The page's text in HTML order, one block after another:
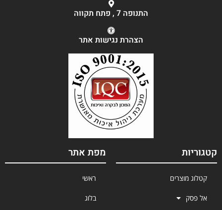
התנופה 7 , פתח תקווה
הצהרת נגישות אתר
קטגוריות
קטלוג מוצרים
אל פסק
מפת אתר
ראשי
בלוג